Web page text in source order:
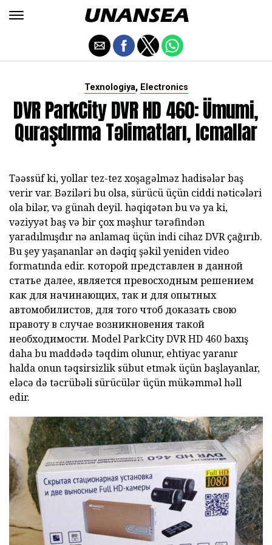
Texnologiya, Electronics
DVR ParkCity DVR HD 460: Ümumi,
Quraşdırma Təlimatları, Icmallar
Təəssüf ki, yollar tez-tez xoşagəlməz hadisələr baş
verir var. Bəziləri bu olsa, sürücü üçün ciddi nəticələri
ola bilər, və günah deyil. həqiqətən bu və ya ki,
vəziyyət baş və bir çox məşhur tərəfindən
yaradılmışdır nə anlamaq üçün indi cihaz DVR çağırıb.
Bu şey yaşananlar ən dəqiq şəkil yeniden video
formatında edir. которой представлен в данной
статье далее, является превосходным решением
как для начинающих, так и для опытных
автомобилистов, для того чтоб доказать свою
правоту в случае возникновения такой
необходимости. ModelParkCity DVR HD 460 baxış
daha bu maddədə təqdim olunur, ehtiyac yaranır
halda onun təqsirsizlik sübut etmək üçün başlayanlar,
eləcə də təcrübəli sürücülər üçün mükəmməl həll
edir.